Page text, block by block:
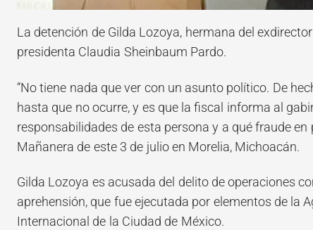
La detención de Gilda Lozoya, hermana del
presidenta Claudia Sheinbaum Pardo.
“No tiene nada que ver con un asunto político. De
hasta que no ocurre, y es que la fiscal informa al
responsabilidades de esta persona y a qué fraude
Mañanera de este 3 de julio en Morelia, Michoacán.
Gilda Lozoya es acusada del delito de operaciones
aprehensión, que fue ejecutada por elementos de la
Internacional de la Ciudad de México.